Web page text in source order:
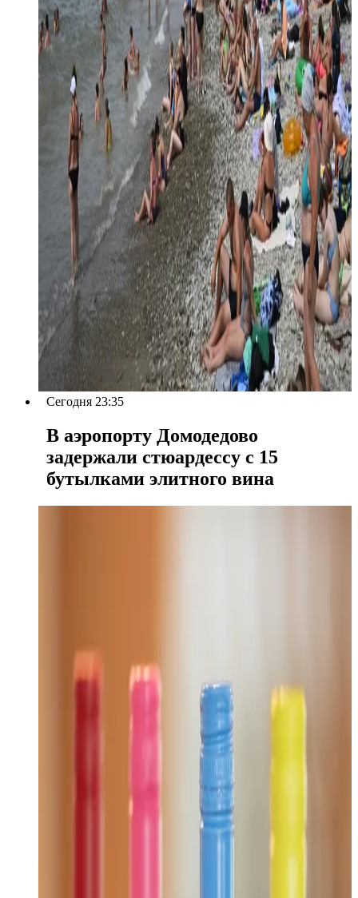
Сегодня 23:35
В аэропорту Домодедово
задержали стюардессу с 15
бутылками элитного вина